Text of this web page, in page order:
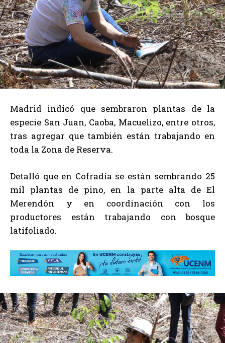
Madrid indicó que sembraron plantas de la
especie San Juan, Caoba, Macuelizo, entre otros,
tras agregar que también están trabajando en
toda la Zona de Reserva.
Detalló que en Cofradía se están sembrando 25
mil plantas de pino, en la parte alta de El
Merendón y en coordinación con los
productores están trabajando con bosque
latifoliado.